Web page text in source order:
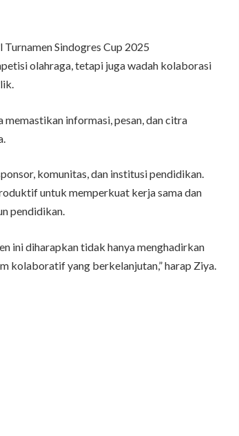
Sindogres Cup 2025
olahraga, tetapi juga wadah kolaborasi
informasi, pesan, dan citra
komunitas, dan institusi pendidikan.
untuk memperkuat kerja sama dan
pendidikan.
ini diharapkan tidak hanya menghadirkan
kolaboratif yang berkelanjutan,” harap Ziya.